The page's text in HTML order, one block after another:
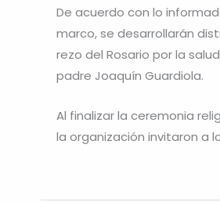
De acuerdo con lo
marco, se desarrollarán
rezo del Rosario por la
padre Joaquín Guardiola.
Al finalizar la ceremonia
la organización invitaron a